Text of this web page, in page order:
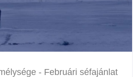
- Februári séfajánlat